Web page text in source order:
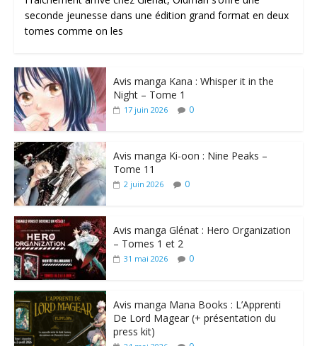
seconde jeunesse dans une édition grand format en deux
tomes comme on les
Avis manga Kana : Whisper it in the
Night – Tome 1
17 juin 2026 0
Avis manga Ki-oon : Nine Peaks –
Tome 11
2 juin 2026 0
Avis manga Glénat : Hero Organization
– Tomes 1 et 2
31 mai 2026 0
Avis manga Mana Books : L’Apprenti
De Lord Magear (+ présentation du
press kit)